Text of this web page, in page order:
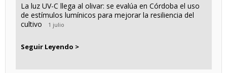
La luz UV-C llega al olivar: se evalúa en Córdoba el uso
de estímulos lumínicos para mejorar la resiliencia del
cultivo
1 julio
Seguir Leyendo >